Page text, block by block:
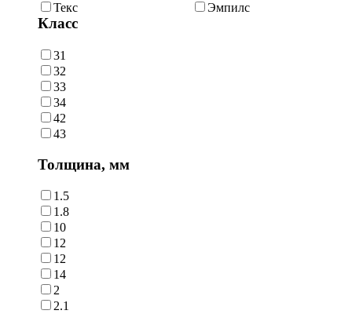
Текс
Эмпилс
Класс
31
32
33
34
42
43
Толщина, мм
1.5
1.8
10
12
12
14
2
2.1